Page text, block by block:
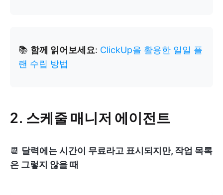
📚 함께 읽어보세요: ClickUp을 활용한 일일 플
랜 수립 방법
2. 스케줄 매니저 에이전트
📆 달력에는 시간이 무료라고 표시되지만, 작업 목록
은 그렇지 않을 때